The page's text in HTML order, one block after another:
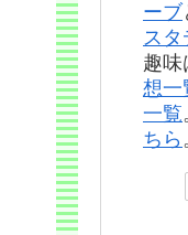
ーブ
スタ
趣味
想一
一覧
ちら